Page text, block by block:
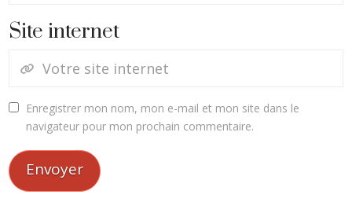
Site internet
Enregistrer mon nom, mon e-mail et mon site dans le
navigateur pour mon prochain commentaire.